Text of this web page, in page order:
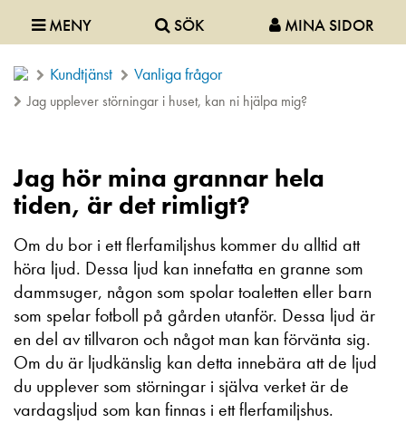
MENY SÖK MINA SIDOR
Kundtjänst Vanliga frågor
Jag upplever störningar i huset, kan ni hjälpa mig?
Jag hör mina grannar hela
tiden, är det rimligt?
Om du bor i ett flerfamiljshus kommer du alltid att
höra ljud. Dessa ljud kan innefatta en granne som
dammsuger, någon som spolar toaletten eller barn
som spelar fotboll på gården utanför. Dessa ljud är
en del av tillvaron och något man kan förvänta sig.
Om du är ljudkänslig kan detta innebära att de ljud
du upplever som störningar i själva verket är de
vardagsljud som kan finnas i ett flerfamiljshus.